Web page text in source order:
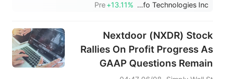
ZoomInfo Technologies Inc
+13.11%
Pre
Nextdoor (NXDR) Stock
Rallies On Profit Progress As
GAAP Questions Remain